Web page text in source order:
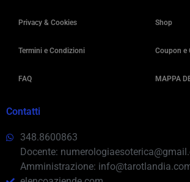
Privacy & Cookies
Termini e Condizioni
FAQ
Shop
Coupon e
MAPPA
Contatti
348.8600863
Docente:
Amministrazione: